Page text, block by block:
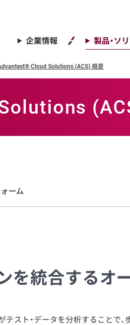
企業情報 製品・ソ
Cloud Solutions (ACS) 概要
ーム
統合するオ
テスト・データを分析することで